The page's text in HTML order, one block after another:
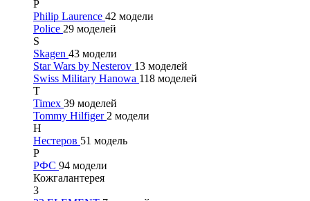
P
Philip Laurence 42 модели
Police 29 моделей
S
Skagen 43 модели
Star Wars by Nesterov 13 моделей
Swiss Military Hanowa 118 моделей
T
Timex 39 моделей
Tommy Hilfiger 2 модели
Н
Нестеров 51 модель
Р
РФС 94 модели
Кожгалантерея
3